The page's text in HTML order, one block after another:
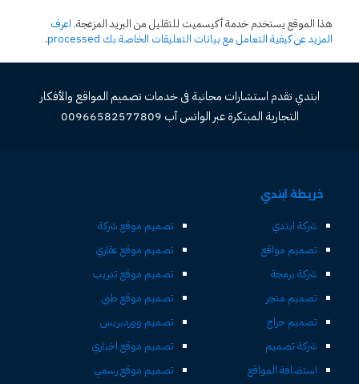
هذا الموقع يستخدم خدمة أكيسميت للتقليل من البريد المزعجة. اعرف
المزيد عن كيفية التعامل مع بيانات التعليقات الخاصة بك processed
.
ابتدي تقدم استشارات مجانية فى خدمات تصميم المواقع والأفكار
التجارية المبتكرة عبر الواتس آب 00966582577809
خريطة ابتدي
شركة ابتدي
تصميم مواقع
شركة برمجة
تصميم متجر
تصميم حراج
شركة تصميم
استضافة المواقع
تصميم موقع شركة
تصميم موقع عقاري
تصميم موقع تدريب
تصميم موقع طبي
تصميم ووردبريس
تصميم موقع اخباري
تصميم موقع رسمي